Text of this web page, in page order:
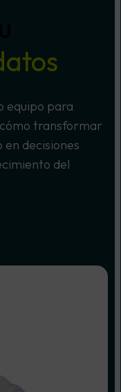
equipo para
transformar
decisiones
del